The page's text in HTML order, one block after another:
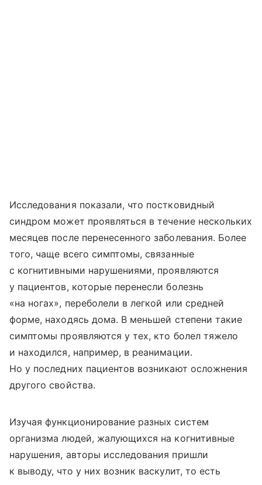
Исследования показали, что постковидный
синдром может проявляться в течение нескольких
месяцев после перенесенного заболевания. Более
того, чаще всего симптомы, связанные
с когнитивными нарушениями, проявляются
у пациентов, которые перенесли болезнь
«на ногах», переболели в легкой или средней
форме, находясь дома. В меньшей степени такие
симптомы проявляются у тех, кто болел тяжело
и находился, например, в реанимации.
Но у последних пациентов возникают осложнения
другого свойства.
Изучая функционирование разных систем
организма людей, жалующихся на когнитивные
нарушения, авторы исследования пришли
к выводу, что у них возник васкулит, то есть